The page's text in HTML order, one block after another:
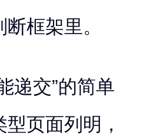
框架里。
递交”的简单
页面列明，